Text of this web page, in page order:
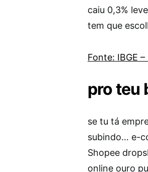
caiu 0,3%
tem que
Fonte: IBGE
pro teu
se tu tá
subindo… e-
Shopee
online ouro